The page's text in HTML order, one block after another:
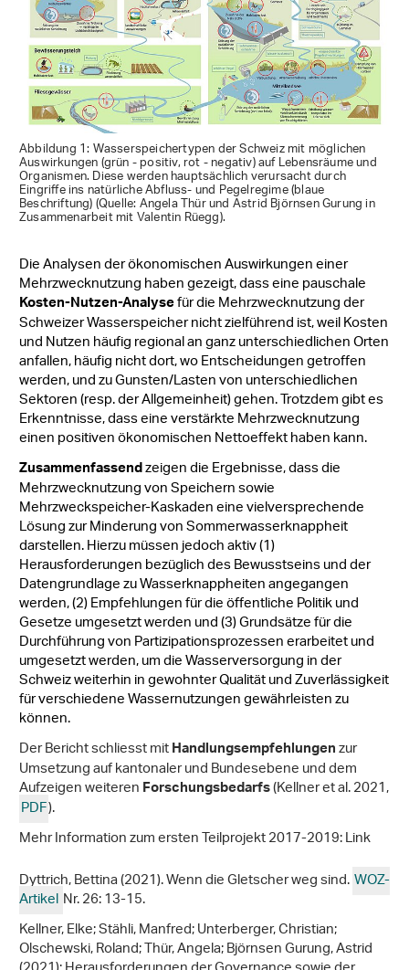
Abbildung 1: Wasserspeichertypen der Schweiz mit möglichen
Auswirkungen (grün - positiv, rot - negativ) auf Lebensräume und
Organismen. Diese werden hauptsächlich verursacht durch
Eingriffe ins natürliche Abfluss- und Pegelregime (blaue
Beschriftung) (Quelle: Angela Thür und Astrid Björnsen Gurung in
Zusammenarbeit mit Valentin Rüegg).
Die Analysen der ökonomischen Auswirkungen einer
Mehrzwecknutzung haben gezeigt, dass eine pauschale
Kosten-Nutzen-Analysefür die Mehrzwecknutzung der
Schweizer Wasserspeicher nicht zielführend ist, weil Kosten
und Nutzen häufig regional an ganz unterschiedlichen Orten
anfallen, häufig nicht dort, wo Entscheidungen getroffen
werden, und zu Gunsten/Lasten von unterschiedlichen
Sektoren (resp. der Allgemeinheit) gehen. Trotzdem gibt es
Erkenntnisse, dass eine verstärkte Mehrzwecknutzung
einen positiven ökonomischen Nettoeffekt haben kann.
Zusammenfassendzeigen die Ergebnisse, dass die
Mehrzwecknutzung von Speichern sowie
Mehrzweckspeicher-Kaskaden eine vielversprechende
Lösung zur Minderung von Sommerwasser­knappheit
darstellen. Hierzu müssen jedoch aktiv (1)
Herausforderungen bezüglich des Bewusstseins und der
Datengrundlage zu Wasserknappheiten angegangen
werden, (2) Empfehlungen für die öffentliche Politik und
Gesetze umgesetzt werden und (3) Grundsätze für die
Durchführung von Partizipationsprozessen erarbeitet und
umgesetzt werden, um die Wasserversorgung in der
Schweiz weiterhin in gewohnter Qualität und Zuverlässigkeit
für verschiedene Wassernutzungen gewährleisten zu
können.
Der Bericht schliesst mitHandlungsempfehlungenzur
Umsetzung auf kantonaler und Bundesebene und dem
Aufzeigen weiterenForschungsbedarfs(Kellner et al. 2021,
PDF).
Mehr Information zum ersten Teilprojekt 2017-2019: Link
Dyttrich, Bettina (2021). Wenn die Gletscher weg sind.WOZ-
ArtikelNr. 26: 13-15.
Kellner, Elke; Stähli, Manfred; Unterberger, Christian;
Olschewski, Roland; Thür, Angela; Björnsen Gurung, Astrid